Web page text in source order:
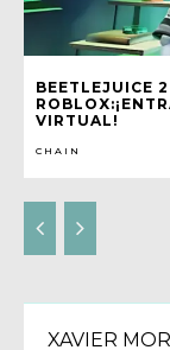
BEETLEJUICE
VIRTUAL!
CHAIN
XAVIER